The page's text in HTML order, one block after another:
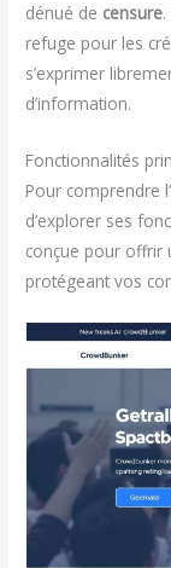
dénué de censure
refuge pour les
s’exprimer
d’information.
Fonctionnalités
Pour comprendre
d’explorer ses
conçue pour offrir
protégeant vos